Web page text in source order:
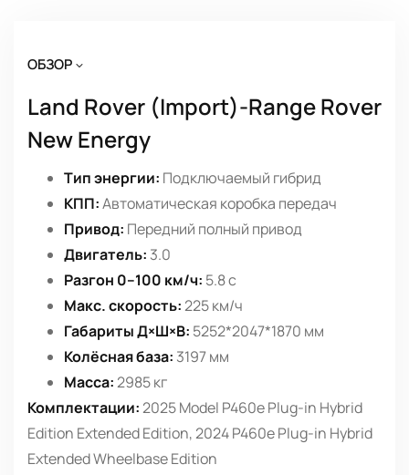
ОБЗОР
Land Rover (Import)-Range Rover
New Energy
Тип энергии: Подключаемый гибрид
КПП:Автоматическая коробка передач
Привод: Передний полный привод
Двигатель: 3.0
Разгон 0–100 км/ч: 5.8 с
Макс. скорость:225 км/ч
Габариты Д×Ш×В: 5252*2047*1870 мм
Колёсная база: 3197 мм
Масса:2985 кг
Комплектации:2025 Model P460e Plug-in Hybrid
Edition Extended Edition, 2024 P460e Plug-in Hybrid
Extended Wheelbase Edition